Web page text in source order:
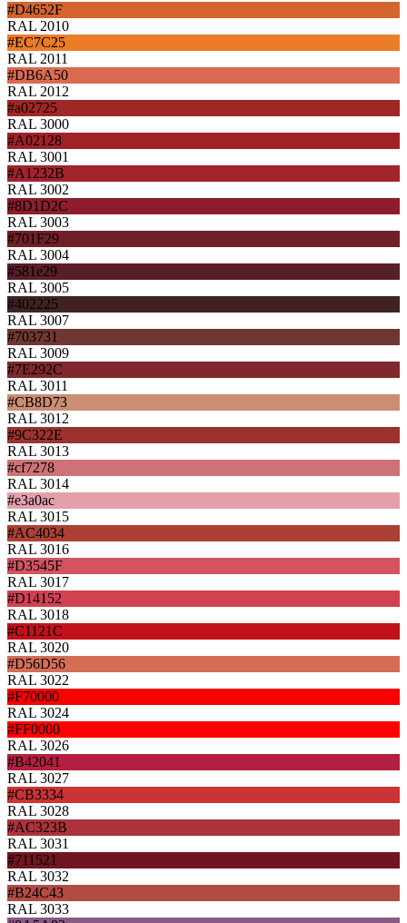
#D4652F
RAL 2010
#EC7C25
RAL 2011
#DB6A50
RAL 2012
#a02725
RAL 3000
#A02128
RAL 3001
#A1232B
RAL 3002
#8D1D2C
RAL 3003
#701F29
RAL 3004
#581e29
RAL 3005
#402225
RAL 3007
#703731
RAL 3009
#7E292C
RAL 3011
#CB8D73
RAL 3012
#9C322E
RAL 3013
#cf7278
RAL 3014
#e3a0ac
RAL 3015
#AC4034
RAL 3016
#D3545F
RAL 3017
#D14152
RAL 3018
#C1121C
RAL 3020
#D56D56
RAL 3022
#F70000
RAL 3024
#FF0000
RAL 3026
#B42041
RAL 3027
#CB3334
RAL 3028
#AC323B
RAL 3031
#711521
RAL 3032
#B24C43
RAL 3033